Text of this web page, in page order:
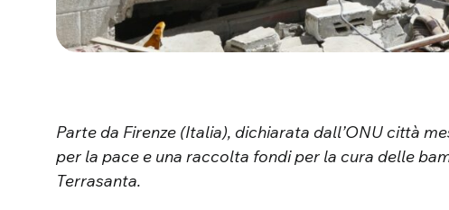
Parte da Firenze (Italia), dichiarata dall’ONU città
per la pace e una raccolta fondi per la cura delle
Terrasanta.